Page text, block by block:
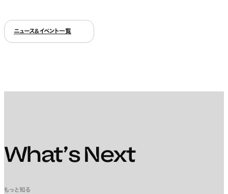
ニュース&イベント一覧
What’s Next
もっと知る